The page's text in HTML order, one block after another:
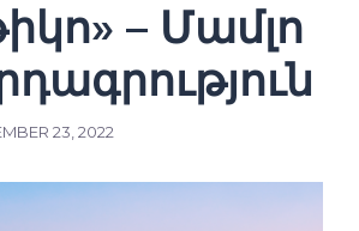
– Մամլո
23, 2022